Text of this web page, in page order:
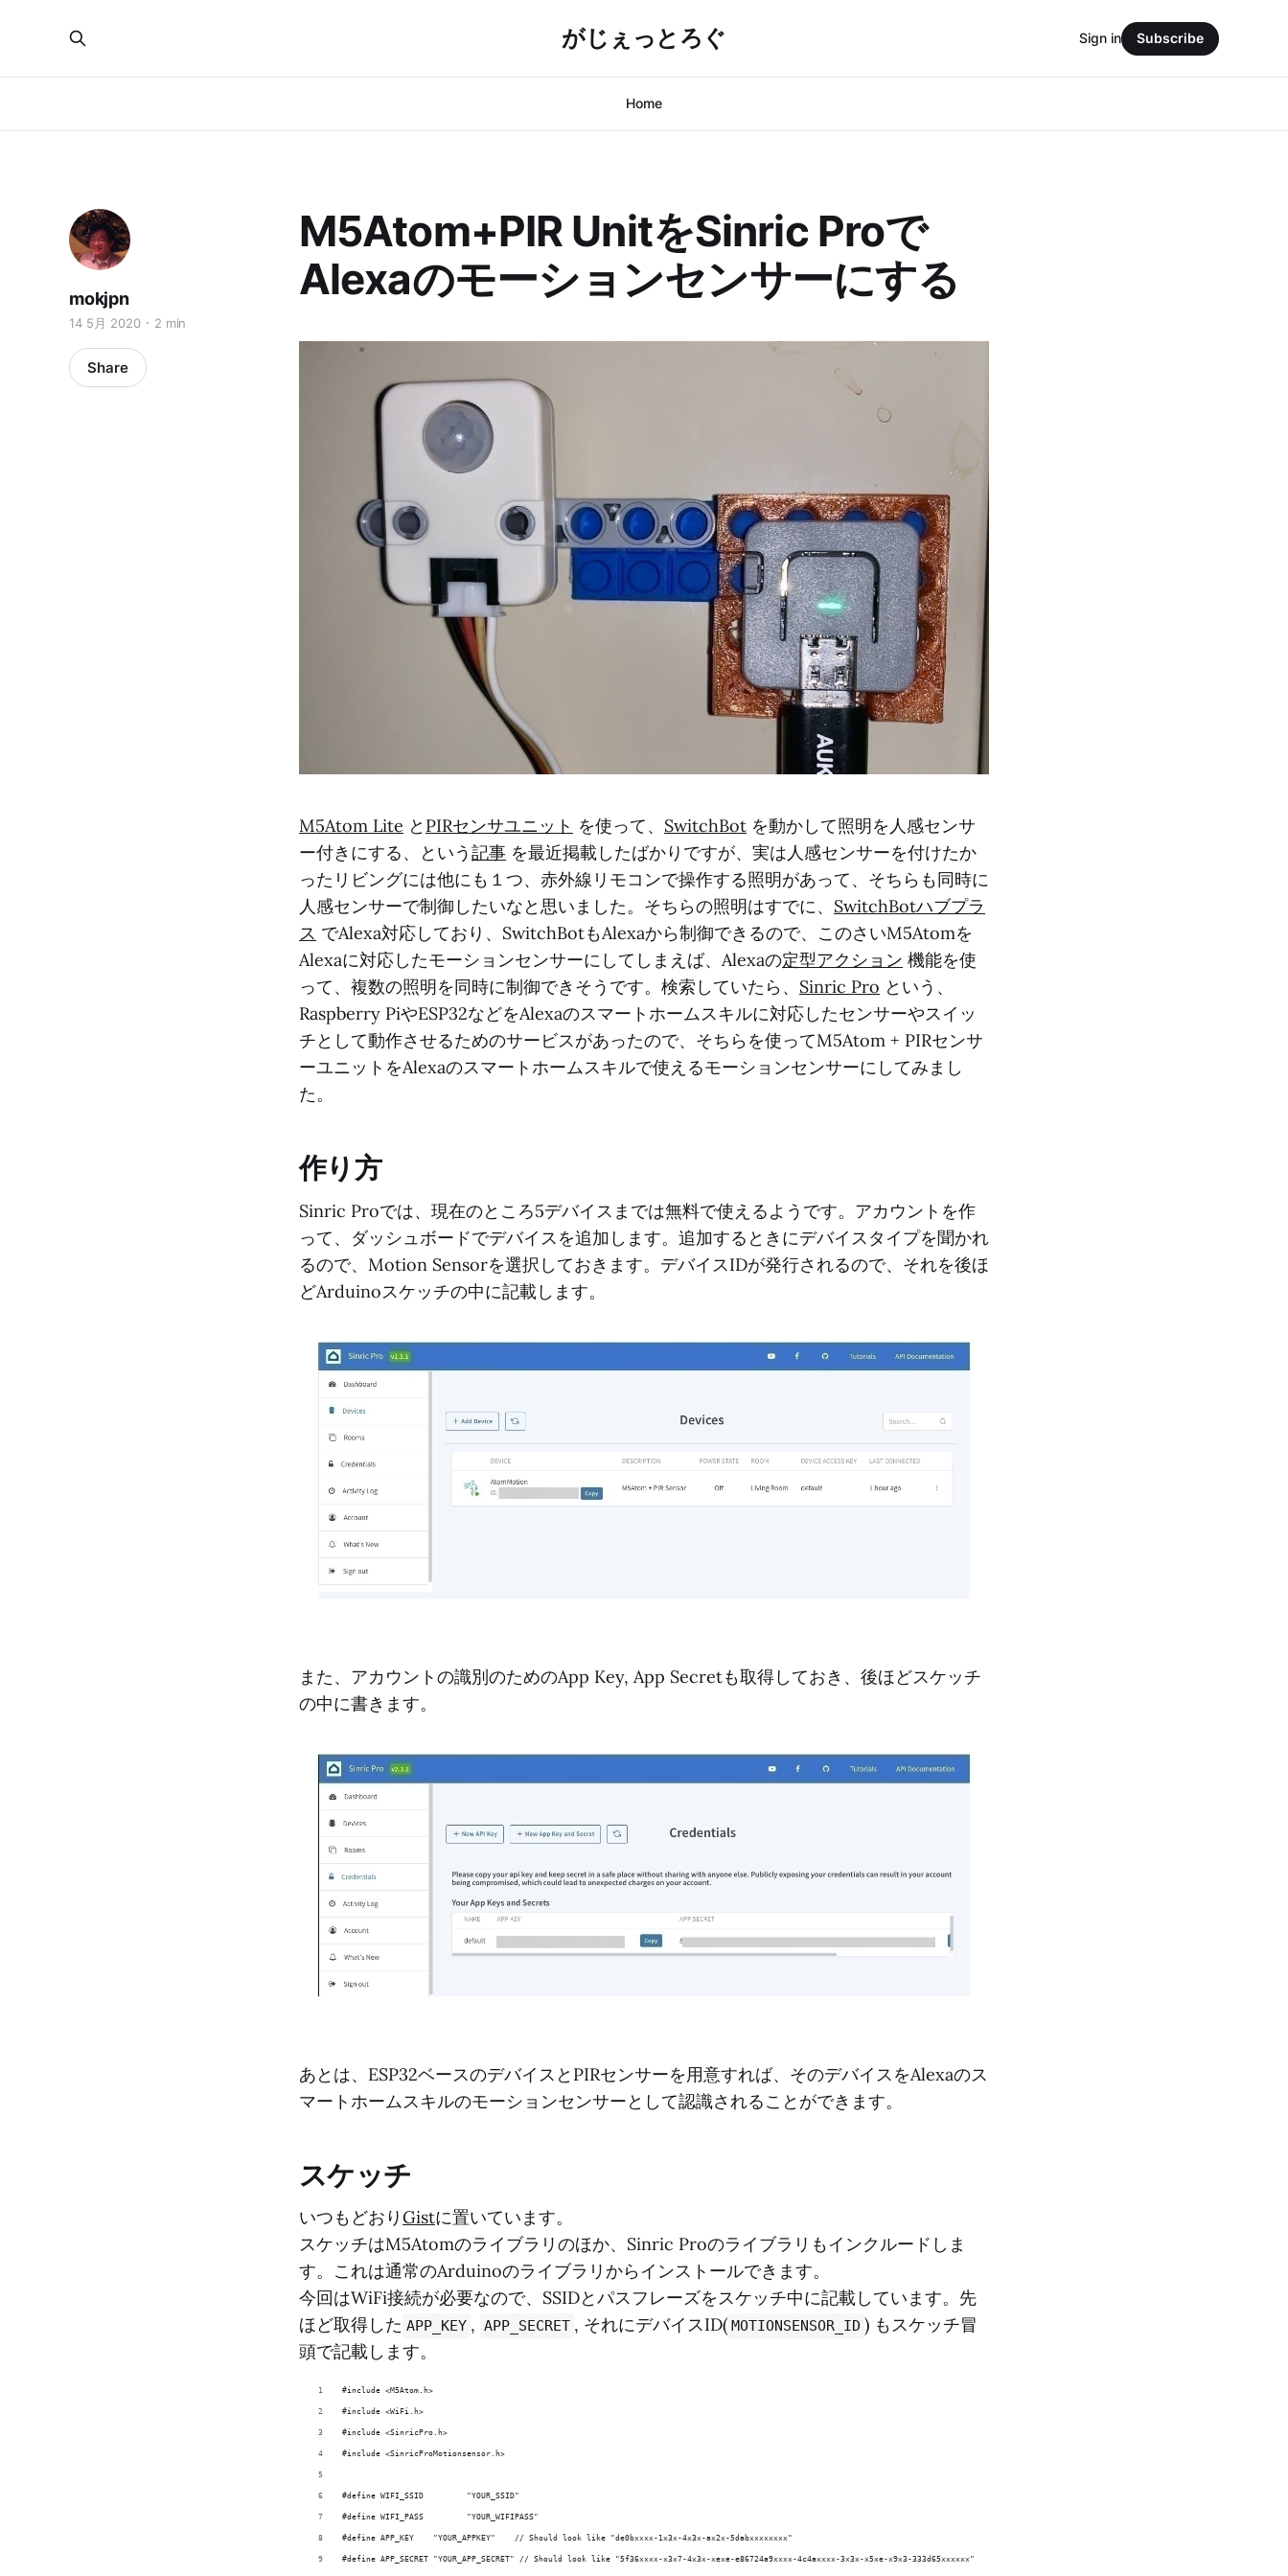
がじぇっとろぐ
Home
Sign in Subscribe
M5Atom+PIR UnitをSinric Proで
Alexaのモーションセンサーにする
mokjpn
14 5月 2020 2 min
Share
M5Atom Lite と PIRセンサユニット を使って、 SwitchBot を動かして照明を人感センサ
ー付きにする、という記事 を最近掲載したばかりですが、実は人感センサーを付けたか
ったリビングには他にも１つ、赤外線リモコンで操作する照明があって、そちらも同時に
人感センサーで制御したいなと思いました。そちらの照明はすでに、 SwitchBotハブプラ
ス でAlexa対応しており、SwitchBotもAlexaから制御できるので、このさいM5Atomを
Alexaに対応したモーションセンサーにしてしまえば、Alexaの定型アクション 機能を使
って、複数の照明を同時に制御できそうです。検索していたら、 Sinric Pro という、
Raspberry PiやESP32などをAlexaのスマートホームスキルに対応したセンサーやスイッ
チとして動作させるためのサービスがあったので、そちらを使ってM5Atom + PIRセンサ
ーユニットをAlexaのスマートホームスキルで使えるモーションセンサーにしてみまし
た。
作り方
Sinric Proでは、現在のところ5デバイスまでは無料で使えるようです。アカウントを作
って、ダッシュボードでデバイスを追加します。追加するときにデバイスタイプを聞かれ
るので、Motion Sensorを選択しておきます。デバイスIDが発行されるので、それを後ほ
どArduinoスケッチの中に記載します。
また、アカウントの識別のためのApp Key, App Secretも取得しておき、後ほどスケッチ
の中に書きます。
あとは、ESP32ベースのデバイスとPIRセンサーを用意すれば、そのデバイスをAlexaのス
マートホームスキルのモーションセンサーとして認識されることができます。
スケッチ
いつもどおりGistに置いています。
スケッチはM5Atomのライブラリのほか、Sinric Proのライブラリもインクルードしま
す。これは通常のArduinoのライブラリからインストールできます。
今回はWiFi接続が必要なので、SSIDとパスフレーズをスケッチ中に記載しています。先
ほど取得した APP_KEY , APP_SECRET , それにデバイスID( MOTIONSENSOR_ID ) もスケッチ冒
頭で記載します。
#include <M5Atom.h>
#include <WiFi.h>
#include <SinricPro.h>
#include <SinricProMotionsensor.h>
#define WIFI_SSID         "YOUR_SSID"
#define WIFI_PASS         "YOUR_WIFIPASS"
#define APP_KEY    "YOUR_APPKEY"    // Should look like "de0bxxxx-1x3x-4x3x-ax2x-5dabxxxxxxxx"
#define APP_SECRET "YOUR_APP_SECRET" // Should look like "5f36xxxx-x3x7-4x3x-xexe-e86724a9xxxx-4c4axxxx-3x3x-x5xe-x9x3-333d65xxxxxx"